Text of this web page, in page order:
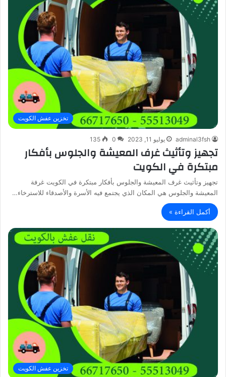
تخزين عفش الكويت
adminal3fsh يوليو 11, 2023 0
135
تجهيز وتأثيث غرف المعيشة والجلوس بأفكار
مبتكرة في الكويت
تجهيز وتأثيث غرف المعيشة والجلوس بأفكار مبتكرة في الكويت غرفة
المعيشة والجلوس هي المكان الذي يجتمع فيه الأسرة والأصدقاء للاسترخاء…
أكمل القراءة »
تخزين عفش الكويت